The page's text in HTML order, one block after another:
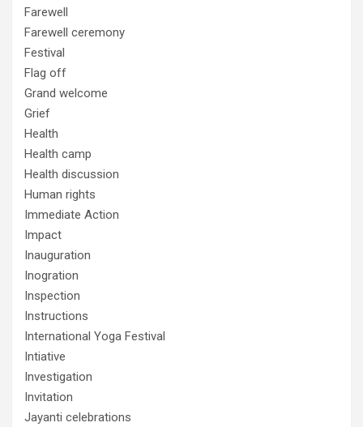
Farewell
Farewell ceremony
Festival
Flag off
Grand welcome
Grief
Health
Health camp
Health discussion
Human rights
Immediate Action
Impact
Inauguration
Inogration
Inspection
Instructions
International Yoga Festival
Intiative
Investigation
Invitation
Jayanti celebrations